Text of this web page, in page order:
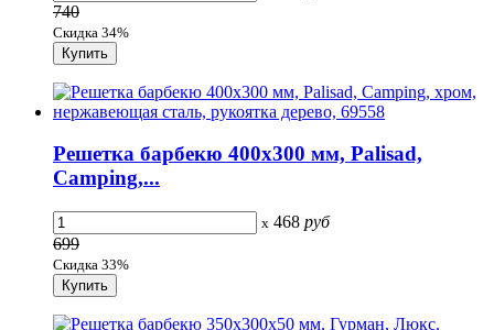
740
Скидка 34%
Решетка барбекю 400х300 мм, Palisad,
Camping,...
x 468 руб
699
Скидка 33%